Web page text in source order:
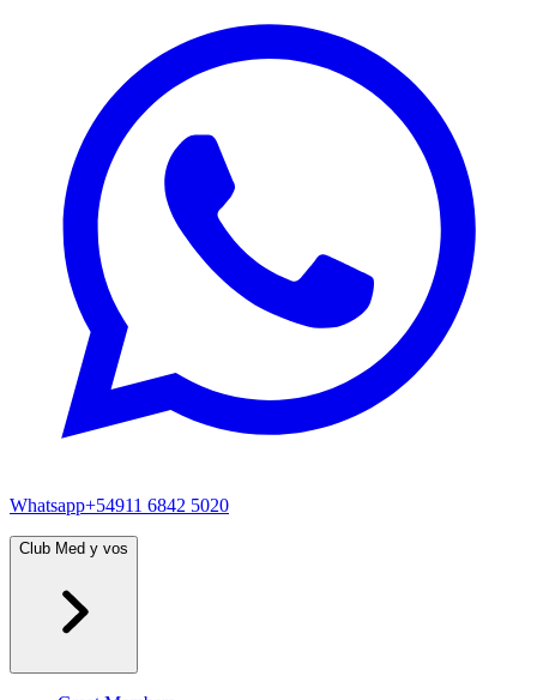
Whatsapp+54911 6842 5020
Club Med y vos